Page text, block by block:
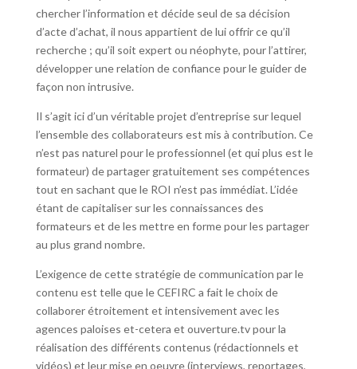
chercher l’information et décide seul de sa décision
d’acte d’achat, il nous appartient de lui offrir ce qu’il
recherche ; qu’il soit expert ou néophyte, pour l’attirer,
développer une relation de confiance pour le guider de
façon non intrusive.
Il s’agit ici d’un véritable projet d’entreprise sur lequel
l’ensemble des collaborateurs est mis à contribution. Ce
n’est pas naturel pour le professionnel (et qui plus est le
formateur) de partager gratuitement ses compétences
tout en sachant que le ROI n’est pas immédiat. L’idée
étant de capitaliser sur les connaissances des
formateurs et de les mettre en forme pour les partager
au plus grand nombre.
L’exigence de cette stratégie de communication par le
contenu est telle que le CEFIRC a fait le choix de
collaborer étroitement et intensivement avec les
agences paloises et-cetera et ouverture.tv pour la
réalisation des différents contenus (rédactionnels et
vidéos) et leur mise en oeuvre (interviews, reportages,